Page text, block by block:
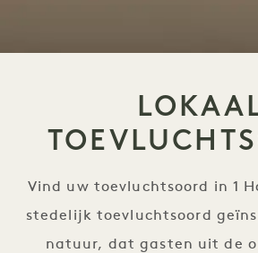
Vind uw toevluchtsoord in 1
stedelijk toevluchtsoord
natuur, dat gasten uit de